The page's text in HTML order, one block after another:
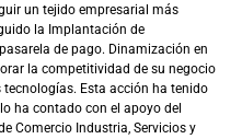
un tejido empresarial más
la Implantación de
de pago. Dinamización en
la competitividad de su negocio
Esta acción ha tenido
ha contado con el apoyo del
Comercio Industria, Servicios y